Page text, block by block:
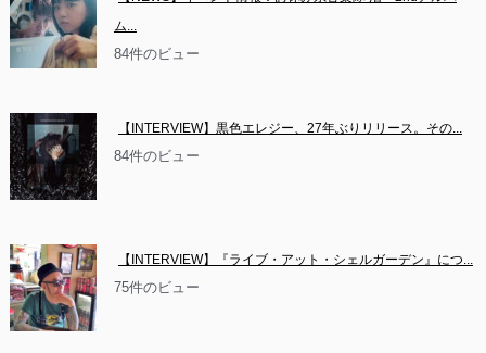
ム...
84件のビュー
【INTERVIEW】黒色エレジー、27年ぶりリリース。その...
84件のビュー
【INTERVIEW】『ライブ・アット・シェルガーデン』につ...
75件のビュー